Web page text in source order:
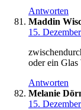
Antworten
Maddin
15.
oder ein Glas
Antworten
Melanie
15.